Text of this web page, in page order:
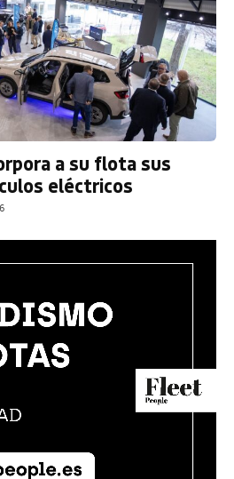
a su flota sus
eléctricos